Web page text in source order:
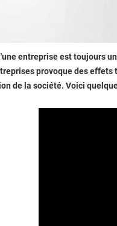
entreprise est toujours
provoque des effets
de la société. Voici